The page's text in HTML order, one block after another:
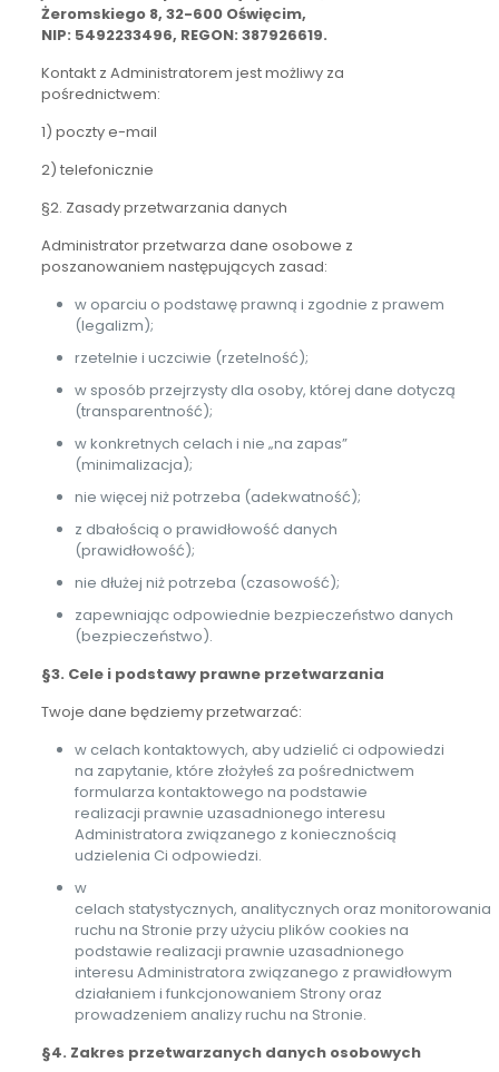
Żeromskiego 8, 32-600 Oświęcim,
NIP: 5492233496, REGON: 387926619.
Kontakt z Administratorem jest możliwy za
pośrednictwem:
1) poczty e-mail
2) telefonicznie
§2. Zasady przetwarzania danych
Administrator przetwarza dane osobowe z
poszanowaniem następujących zasad:
w oparciu o podstawę prawną i zgodnie z prawem
(legalizm);
rzetelnie i uczciwie (rzetelność);
w sposób przejrzysty dla osoby, której dane dotyczą
(transparentność);
w konkretnych celach i nie „na zapas”
(minimalizacja);
nie więcej niż potrzeba (adekwatność);
z dbałością o prawidłowość danych
(prawidłowość);
nie dłużej niż potrzeba (czasowość);
zapewniając odpowiednie bezpieczeństwo danych
(bezpieczeństwo).
§3. Cele i podstawy prawne przetwarzania
Twoje dane będziemy przetwarzać:
w celach kontaktowych, aby udzielić ci odpowiedzi
na zapytanie, które złożyłeś za pośrednictwem
formularza kontaktowego na podstawie
realizacji prawnie uzasadnionego interesu
Administratora związanego z koniecznością
udzielenia Ci odpowiedzi.
w
celach statystycznych, analitycznych oraz monitorowania
ruchu na Stronie przy użyciu plików cookies na
podstawie realizacji prawnie uzasadnionego
interesu Administratora związanego z prawidłowym
działaniem i funkcjonowaniem Strony oraz
prowadzeniem analizy ruchu na Stronie.
§4. Zakres przetwarzanych danych osobowych